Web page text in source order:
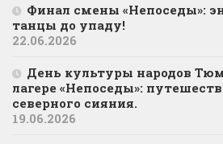
Финал смены «Непоседы»:
танцы до упаду!
22.06.2026
День культуры народов
лагере «Непоседы»:
северного сияния.
19.06.2026